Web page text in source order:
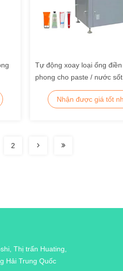
Tự động xoay loại ống
phong cho paste / nước
thuốc mỡ / kem đánh răng
Nhận được giá tốt
2
Thị trấn Huating,
Hải Trung Quốc